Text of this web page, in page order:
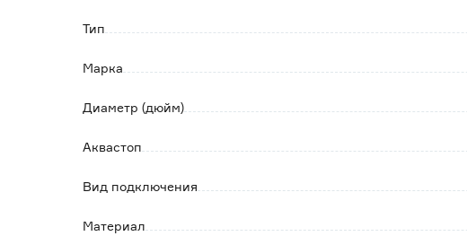
Тип
Марка
Диаметр (дюйм)
Аквастоп
Вид подключения
Материал